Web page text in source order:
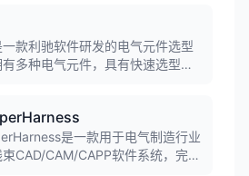
、浩辰CAD等主流CAD平台，广泛
设备制造、电气成套厂等行业。
款利驰软件研发的电气元件选型
多种电气元件，具有快速选型、
是一款用于电气制造行业
CAD/CAM/CAPP软件系统，完成